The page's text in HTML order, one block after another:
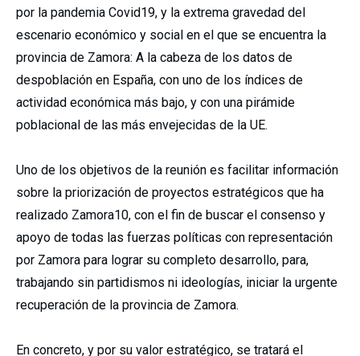
por la pandemia Covid19, y la extrema gravedad del
escenario económico y social en el que se encuentra la
provincia de Zamora: A la cabeza de los datos de
despoblación en España, con uno de los índices de
actividad económica más bajo, y con una pirámide
poblacional de las más envejecidas de la UE.
Uno de los objetivos de la reunión es facilitar información
sobre la priorización de proyectos estratégicos que ha
realizado Zamora10, con el fin de buscar el consenso y
apoyo de todas las fuerzas políticas con representación
por Zamora para lograr su completo desarrollo, para,
trabajando sin partidismos ni ideologías, iniciar la urgente
recuperación de la provincia de Zamora.
En concreto, y por su valor estratégico, se tratará el